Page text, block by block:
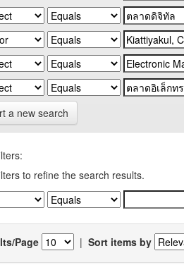
a new search
to refine the search results.
Page | Sort items by